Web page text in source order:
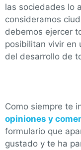
las sociedades lo
consideramos
debemos ejercer
posibilitan vivir en
del desarrollo de
Como siempre te
opiniones y
formulario que
gustado y te ha